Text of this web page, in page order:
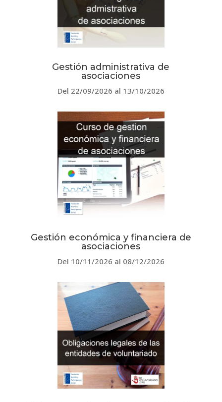
Gestión administrativa de
asociaciones
Del 22/09/2026 al 13/10/2026
Gestión económica y financiera de
asociaciones
Del 10/11/2026 al 08/12/2026